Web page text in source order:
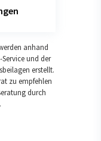
anhand
und der
erstellt.
zu empfehlen
durch